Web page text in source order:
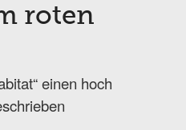
roten
einen hoch